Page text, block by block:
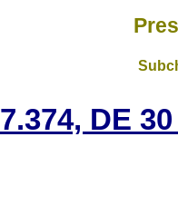
7.374, DE